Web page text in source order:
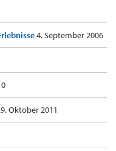
4. September 2006
Oktober 2011